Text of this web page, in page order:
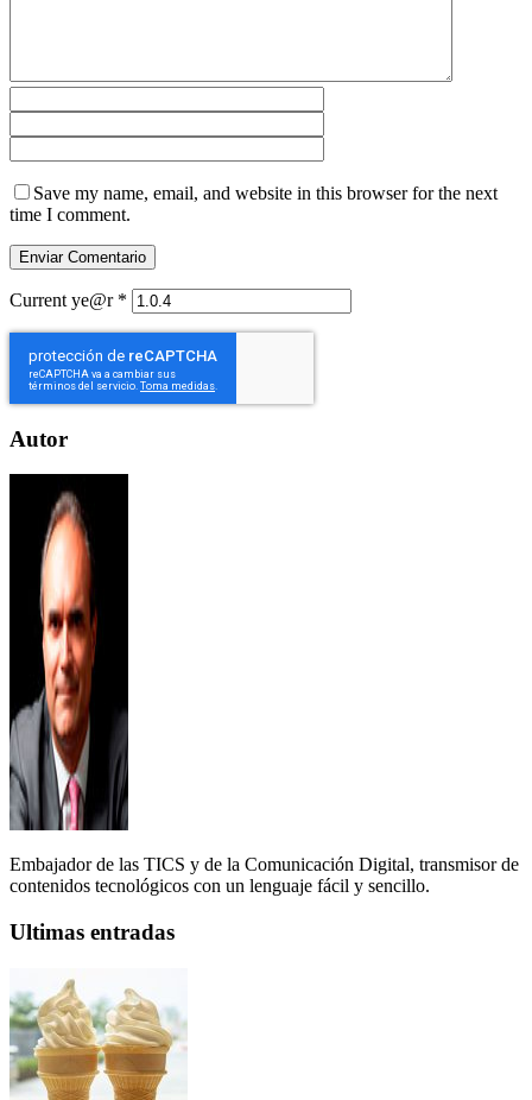
Save my name, email, and website in this browser for the next
time I comment.
Current ye@r *
Autor
Embajador de las TICS y de la Comunicación Digital, transmisor de
contenidos tecnológicos con un lenguaje fácil y sencillo.
Ultimas entradas